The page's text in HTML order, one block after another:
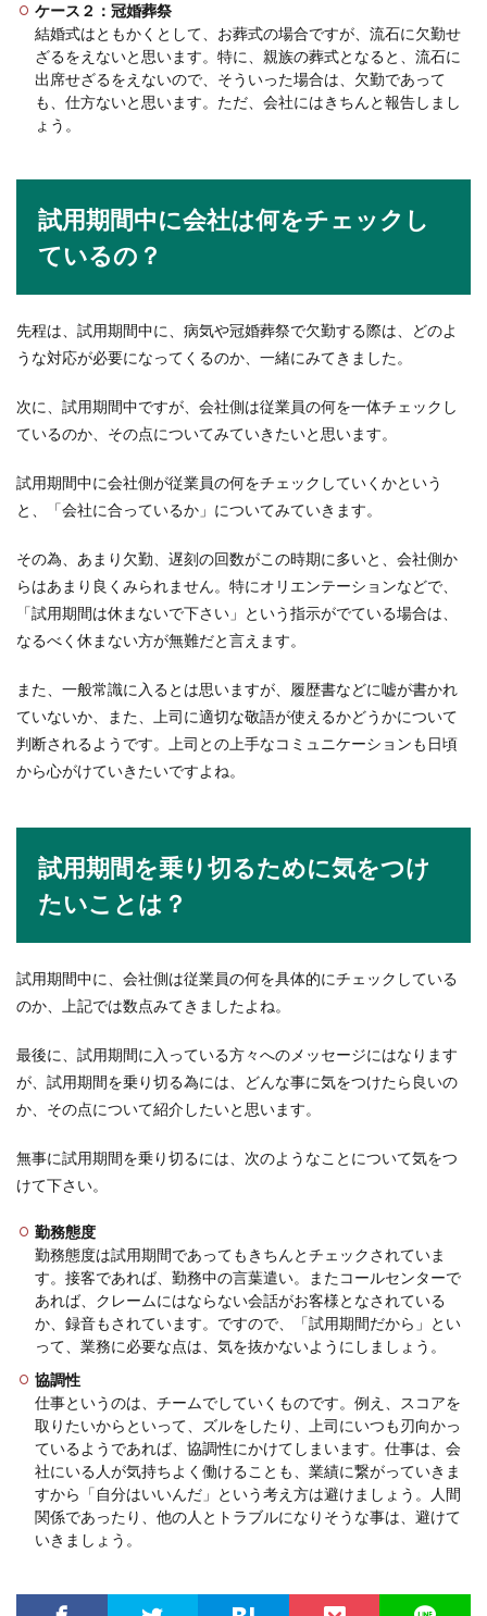
ケース２：冠婚葬祭
結婚式はともかくとして、お葬式の場合ですが、流石に欠勤せ
ざるをえないと思います。特に、親族の葬式となると、流石に
出席せざるをえないので、そういった場合は、欠勤であって
も、仕方ないと思います。ただ、会社にはきちんと報告しまし
ょう。
試用期間中に会社は何をチェックし
ているの？
先程は、試用期間中に、病気や冠婚葬祭で欠勤する際は、どのよ
うな対応が必要になってくるのか、一緒にみてきました。
次に、試用期間中ですが、会社側は従業員の何を一体チェックし
ているのか、その点についてみていきたいと思います。
試用期間中に会社側が従業員の何をチェックしていくかという
と、「会社に合っているか」についてみていきます。
その為、あまり欠勤、遅刻の回数がこの時期に多いと、会社側か
らはあまり良くみられません。特にオリエンテーションなどで、
「試用期間は休まないで下さい」という指示がでている場合は、
なるべく休まない方が無難だと言えます。
また、一般常識に入るとは思いますが、履歴書などに嘘が書かれ
ていないか、また、上司に適切な敬語が使えるかどうかについて
判断されるようです。上司との上手なコミュニケーションも日頃
から心がけていきたいですよね。
試用期間を乗り切るために気をつけ
たいことは？
試用期間中に、会社側は従業員の何を具体的にチェックしている
のか、上記では数点みてきましたよね。
最後に、試用期間に入っている方々へのメッセージにはなります
が、試用期間を乗り切る為には、どんな事に気をつけたら良いの
か、その点について紹介したいと思います。
無事に試用期間を乗り切るには、次のようなことについて気をつ
けて下さい。
勤務態度
勤務態度は試用期間であってもきちんとチェックされていま
す。接客であれば、勤務中の言葉遣い。またコールセンターで
あれば、クレームにはならない会話がお客様となされている
か、録音もされています。ですので、「試用期間だから」とい
って、業務に必要な点は、気を抜かないようにしましょう。
協調性
仕事というのは、チームでしていくものです。例え、スコアを
取りたいからといって、ズルをしたり、上司にいつも刃向かっ
ているようであれば、協調性にかけてしまいます。仕事は、会
社にいる人が気持ちよく働けることも、業績に繋がっていきま
すから「自分はいいんだ」という考え方は避けましょう。人間
関係であったり、他の人とトラブルになりそうな事は、避けて
いきましょう。